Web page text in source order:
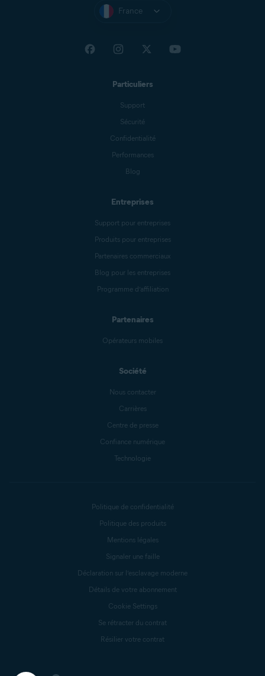
France
Particuliers
Support
Sécurité
Confidentialité
Performances
Blog
Entreprises
Support pour entreprises
Produits pour entreprises
Partenaires commerciaux
Blog pour les entreprises
Programme d’affiliation
Partenaires
Opérateurs mobiles
Société
Nous contacter
Carrières
Centre de presse
Confiance numérique
Technologie
Politique de confidentialité
Politique des produits
Mentions légales
Signaler une faille
Déclaration sur l’esclavage moderne
Détails de votre abonnement
Cookie Settings
Se rétracter du contrat
Résilier votre contrat